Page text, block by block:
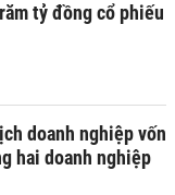
tỷ đồng cổ phiếu
doanh nghiệp vốn
hai doanh nghiệp